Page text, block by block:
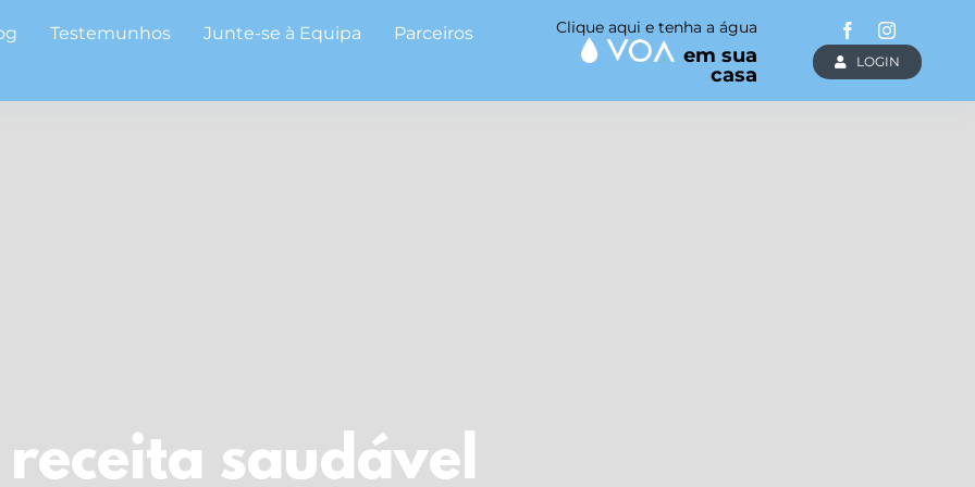
Testemunhos Junte-se à Equipa Parceiros Clique aqui e tenha a água
em sua
casa
LOGIN
receita saudável